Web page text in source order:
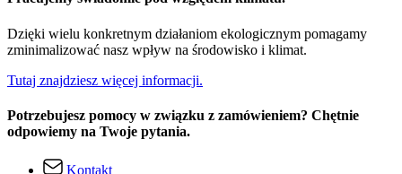
Dzięki wielu konkretnym działaniom ekologicznym pomagamy
zminimalizować nasz wpływ na środowisko i klimat.
Tutaj znajdziesz więcej informacji.
Potrzebujesz pomocy w związku z zamówieniem? Chętnie
odpowiemy na Twoje pytania.
Kontakt